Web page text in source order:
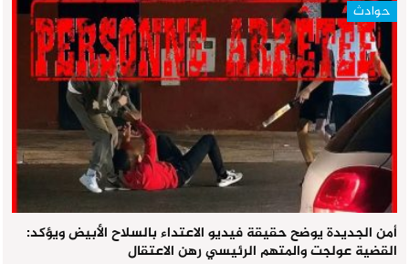
حوادث
أمن الجديدة يوضح حقيقة فيديو الاعتداء بالسلاح الأبيض ويؤكد:
القضية عولجت والمتهم الرئيسي رهن الاعتقال